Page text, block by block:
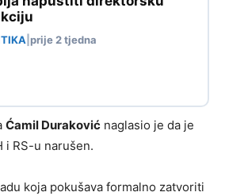
prije 2 tjedna
Ćamil Duraković naglasio je da je
i RS-u narušen.
koja pokušava formalno zatvoriti